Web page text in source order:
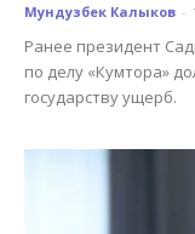
Мундузбек Калыков -
Ранее президент
по делу «Кумтора»
государству ущерб.